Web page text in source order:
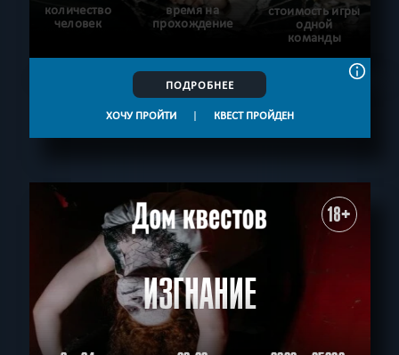
количество
человек
время на
прохождение
стоимость игры
одной
команды
ПОДРОБНЕЕ
ХОЧУ ПРОЙТИ | КВЕСТ ПРОЙДЕН
18+
ИЗГНАНИЕ